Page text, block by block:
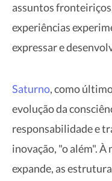
assuntos
experiências
expressar e
Saturno, como
evolução da
responsabilidade e
inovação, "o além". À
expande, as